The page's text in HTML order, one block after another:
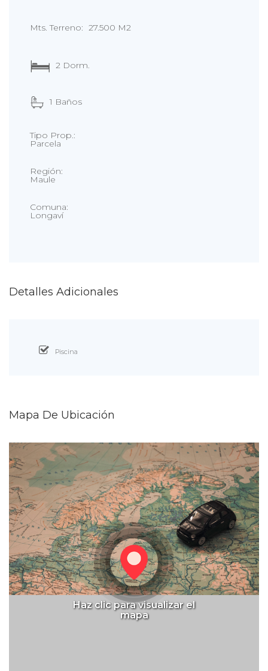
Mts. Terreno: 27.500 M2
2 Dorm.
1 Baños
Tipo Prop.:
Parcela
Región:
Maule
Comuna:
Longaví
Detalles Adicionales
Piscina
Mapa De Ubicación
Haz clic para visualizar el
mapa